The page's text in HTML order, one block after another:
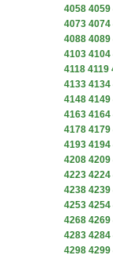
4058 4059
4073 4074
4088 4089
4103 4104
4118 4119
4133 4134
4148 4149
4163 4164
4178 4179
4193 4194
4208 4209
4223 4224
4238 4239
4253 4254
4268 4269
4283 4284
4298 4299